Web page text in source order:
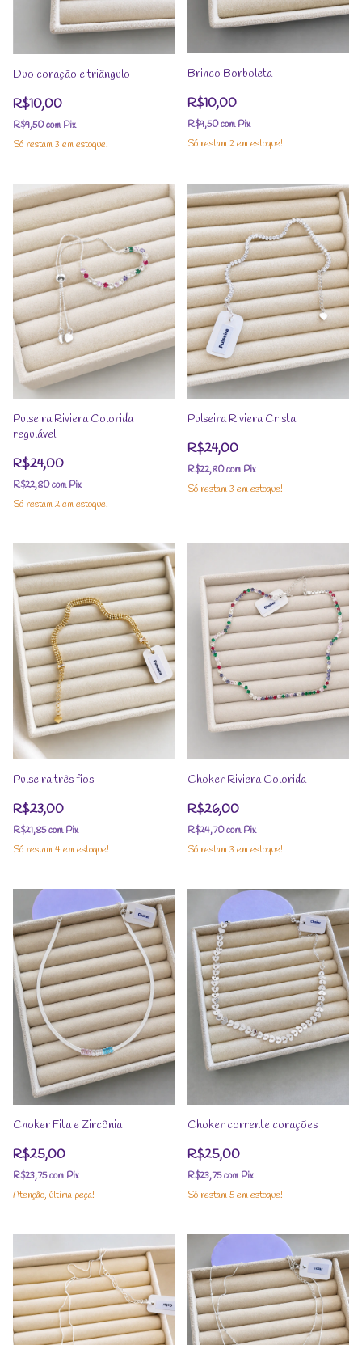
Duo coração e triângulo
R$10,00
R$9,50com Pix
Só restam3 em estoque!
Brinco Borboleta
R$10,00
R$9,50com Pix
Só restam2em estoque!
Pulseira Riviera Colorida
regulável
R$24,00
R$22,80com Pix
Só restam2em estoque!
Pulseira Riviera Crista
R$24,00
R$22,80com Pix
Só restam3 em estoque!
Pulseira três fios
R$23,00
R$21,85com Pix
Só restam4 em estoque!
Choker Riviera Colorida
R$26,00
R$24,70com Pix
Só restam3 em estoque!
Choker Fita e Zircônia
R$25,00
R$23,75com Pix
Atenção, última peça!
Choker corrente corações
R$25,00
R$23,75com Pix
Só restam5em estoque!